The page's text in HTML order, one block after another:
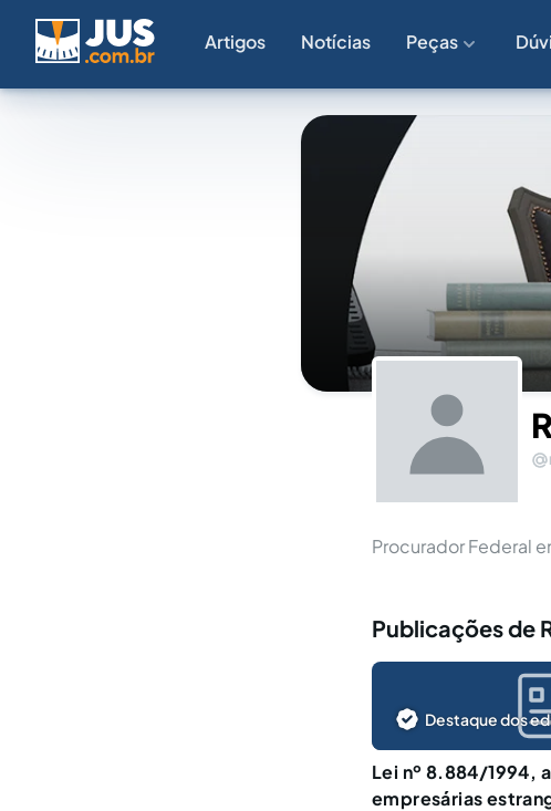
Artigos Notícias Peças
Procurador Federal
Publicações de
Destaque dos
Lei nº 8.884/1994,
empresárias